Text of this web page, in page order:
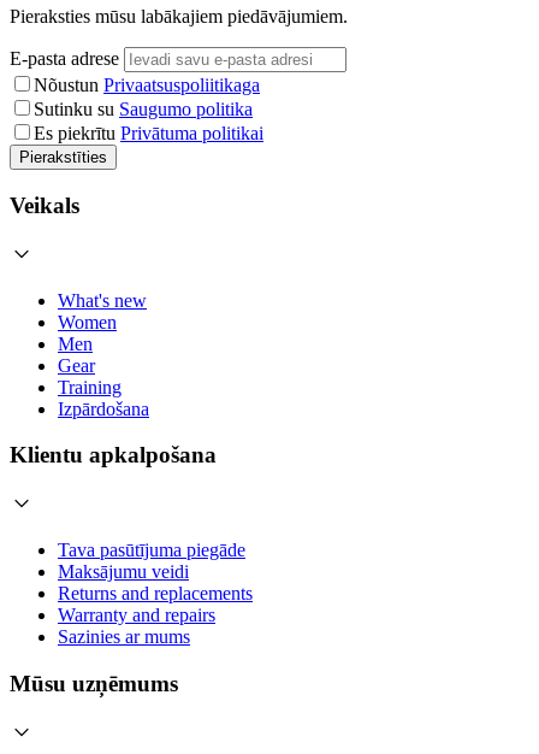
Pieraksties mūsu labākajiem piedāvājumiem.
E-pasta adrese
Nõustun Privaatsuspoliitikaga
Sutinku su Saugumo politika
Es piekrītu Privātuma politikai
Pierakstīties
Veikals
What's new
Women
Men
Gear
Training
Izpārdošana
Klientu apkalpošana
Tava pasūtījuma piegāde
Maksājumu veidi
Returns and replacements
Warranty and repairs
Sazinies ar mums
Mūsu uzņēmums